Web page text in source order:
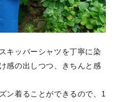
キッパーシャツを丁寧に染
感の出しつつ、きちんと感
ン着ることができるので、1